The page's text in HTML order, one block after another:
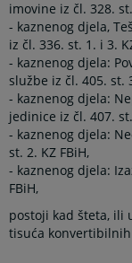
imovine iz čl. 328.
- kaznenog djela,
iz čl. 336. st. 1. i 3.
- kaznenog djela:
službe iz čl. 405. st.
- kaznenog djela:
jedinice iz čl. 407.
- kaznenog djela:
st. 2. KZ FBiH,
- kaznenog djela:
FBiH,
postoji kad šteta, ili
tisuća konvertibilnih